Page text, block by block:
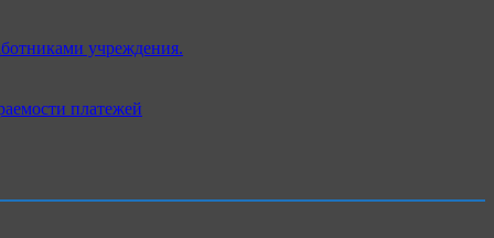
учреждения.
платежей